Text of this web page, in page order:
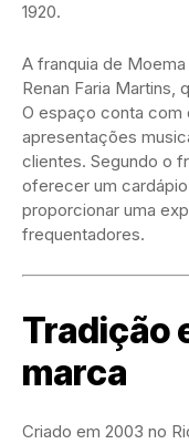
1920.
A franquia de
Renan Faria Martins,
O espaço conta com
apresentações
clientes. Segundo o
oferecer um
proporcionar uma
frequentadores.
Tradição
marca
Criado em 2003 no